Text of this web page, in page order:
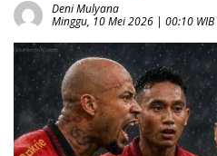
Deni Mulyana
Minggu, 10 Mei 2026 | 00:10 WIB